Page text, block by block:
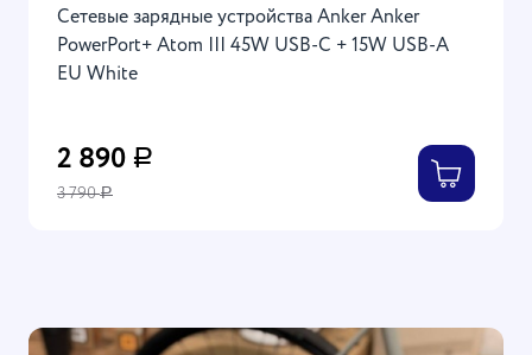
Сетевые зарядные устройства Anker Anker
PowerPort+ Atom III 45W USB-C + 15W USB-A
EU White
2 890 Р
3 790Р